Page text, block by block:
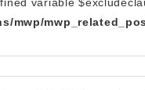
variable
mwp/